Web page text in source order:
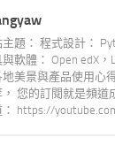
主題： 程式設計：
與軟體： Open edX
地美景與產品使用心
， 您的訂閱就是頻道
： https://